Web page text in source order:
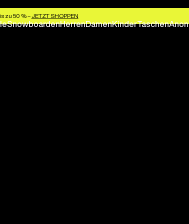
zu 50 % – JETZT SHOPPEN
SnowboardenHerrenDamenKinderTaschenAnon